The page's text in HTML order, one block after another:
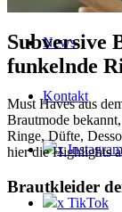
News
Kontakt
x Instagram
x TikTok
Subversive
funkelnde
Must Haves aus
Brautmode
Ringe, Düfte,
hier die Highlights
Brautkleider